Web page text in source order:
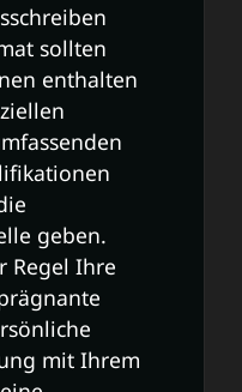
sollten
enthalten
geben.
Regel Ihre
mit Ihrem